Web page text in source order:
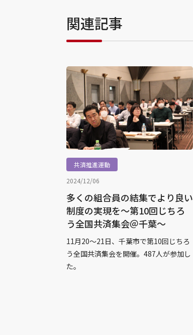
関連記事
共済推進運動
2024/12/06
多くの組合員の結集でより良い
制度の実現を～第10回じちろ
う全国共済集会＠千葉～
11月20～21日、千葉市で第10回じちろ
う全国共済集会を開催。487人が参加し
た。